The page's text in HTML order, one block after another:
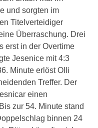
und sorgten im
Titelverteidiger
Überraschung. Drei
erst in der Overtime
Jesenice mit 4:3
Minute erlöst Olli
Treffer. Der
einen
zur 54. Minute stand
binnen 24